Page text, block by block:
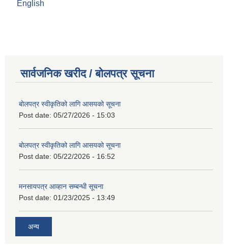
English
सार्वजनिक खरीद / बोलपत्र सूचना
बोलपत्र स्वीकृतिको लागि आसयको सूचना
Post date: 05/27/2026 - 15:03
बोलपत्र स्वीकृतिको लागि आसयको सूचना
Post date: 05/22/2026 - 16:52
मनसायपत्र आव्हान सम्बन्धी सूचना
Post date: 01/23/2025 - 13:49
अन्य